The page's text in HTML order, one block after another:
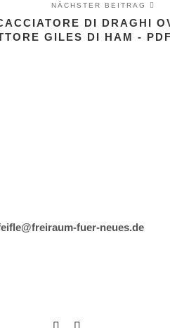
NÄCHSTER BEITRAG
DI DRAGHI
GILES DI HAM -
fuer-neues.de